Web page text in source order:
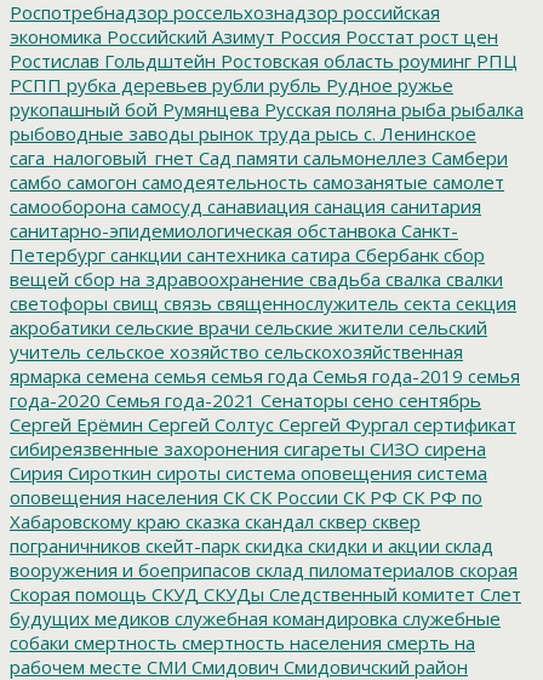
Роспотребнадзор россельхознадзор российская
экономика Российский Азимут Россия Росстат рост цен
Ростислав Гольдштейн Ростовская область роуминг РПЦ
РСПП рубка деревьев рубли рубль Рудное ружье
рукопашный бой Румянцева Русская поляна рыба рыбалка
рыбоводные заводы рынок труда рысь с. Ленинское
сага_налоговый_гнет Сад памяти сальмонеллез Самбери
самбо самогон самодеятельность самозанятые самолет
самооборона самосуд санавиация санация санитария
санитарно-эпидемиологическая обстанвока Санкт-
Петербург санкции сантехника сатира Сбербанк сбор
вещей сбор на здравоохранение свадьба свалка свалки
светофоры свищ связь священнослужитель секта секция
акробатики сельские врачи сельские жители сельский
учитель сельское хозяйство сельскохозяйственная
ярмарка семена семья семья года Семья года-2019 семья
года-2020 Семья года-2021 Сенаторы сено сентябрь
Сергей Ерёмин Сергей Солтус Сергей Фургал сертификат
сибиреязвенные захоронения сигареты СИЗО сирена
Сирия Сироткин сироты система оповещения система
оповещения населения СК СК России СК РФ СК РФ по
Хабаровскому краю сказка скандал сквер сквер
пограничников скейт-парк скидка скидки и акции склад
вооружения и боеприпасов склад пиломатериалов скорая
Скорая помощь СКУД СКУДы Следственный комитет Слет
будущих медиков служебная командировка служебные
собаки смертность смертность населения смерть на
рабочем месте СМИ Смидович Смидовичский район